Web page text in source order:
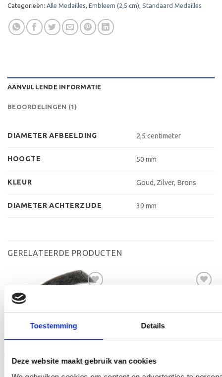
Toestemming Details
Deze website maakt gebruik van cookies
Categorieën: Alle Medailles Embleem (2,5 cm) Standaard Medailles
AANVULLENDE INFORMATIE
BEOORDELINGEN (1)
DIAMETER AFBEELDING 2,5 centimeter
HOOGTE 50 mm
KLEUR Goud, Zilver, Brons
DIAMETER ACHTERZIJDE 39 mm
GERELATEERDE PRODUCTEN
Toevoegen
verlanglijst
Toevoegen